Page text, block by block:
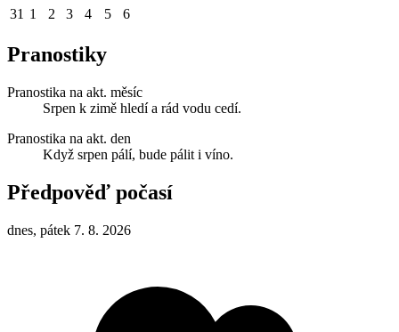
31 1 2 3 4 5 6
Pranostiky
Pranostika na akt. měsíc
Srpen k zimě hledí a rád vodu cedí.
Pranostika na akt. den
Když srpen pálí, bude pálit i víno.
Předpověď počasí
dnes, pátek 7. 8. 2026